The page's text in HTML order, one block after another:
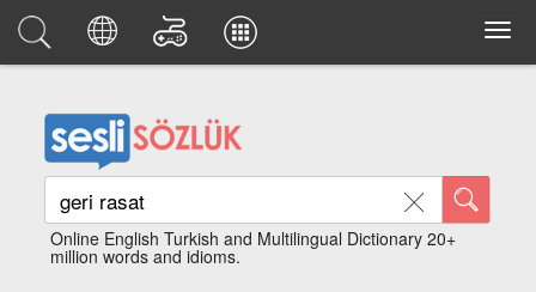
Online English Turkish and Multilingual Dictionary 20+
million words and idioms.